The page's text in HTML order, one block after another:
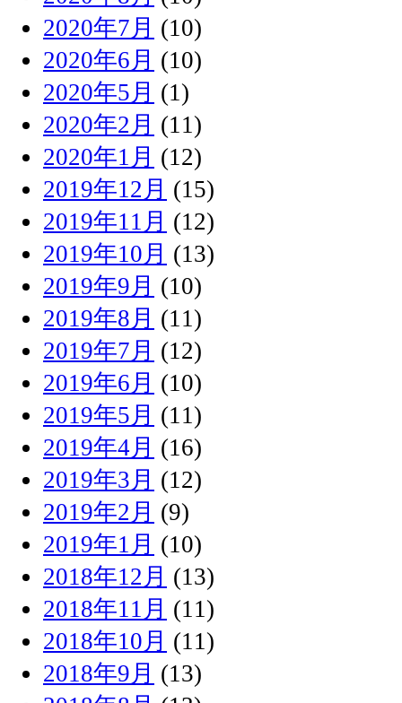
2020年7月 (10)
2020年6月 (10)
2020年5月 (1)
2020年2月 (11)
2020年1月 (12)
2019年12月 (15)
2019年11月 (12)
2019年10月 (13)
2019年9月 (10)
2019年8月 (11)
2019年7月 (12)
2019年6月 (10)
2019年5月 (11)
2019年4月 (16)
2019年3月 (12)
2019年2月 (9)
2019年1月 (10)
2018年12月 (13)
2018年11月 (11)
2018年10月 (11)
2018年9月 (13)